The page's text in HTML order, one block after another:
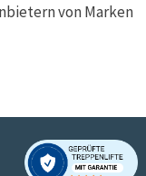
von Marken